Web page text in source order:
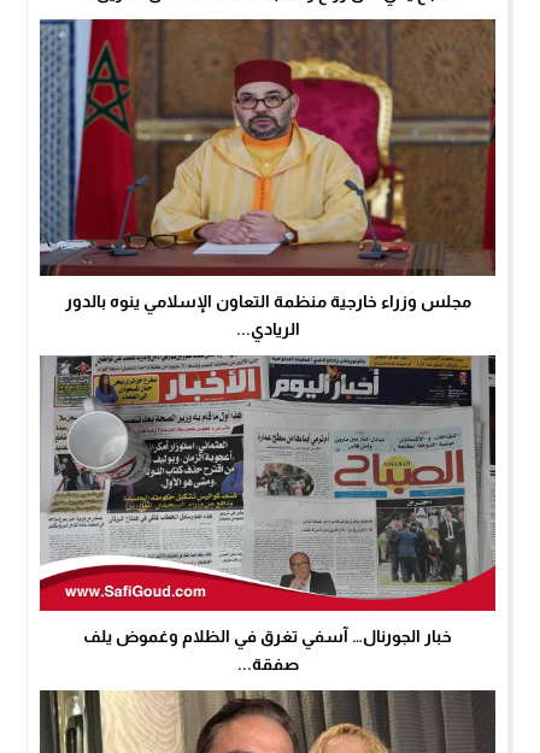
مجلس وزراء خارجية منظمة التعاون الإسلامي ينوه بالدور
الريادي...
خبار الجورنال… آسفي تغرق في الظلام وغموض يلف
صفقة...